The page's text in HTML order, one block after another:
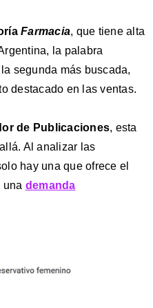
Farmacia, que tiene alta
la palabra
segunda más buscada,
destacado en las ventas.
de Publicaciones, esta
Al analizar las
hay una que ofrece el
una demanda